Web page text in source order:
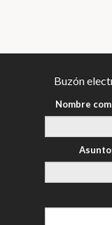
Buzón
Nombre